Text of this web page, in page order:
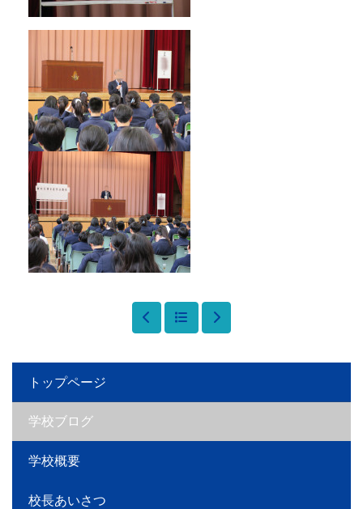
トップページ
学校ブログ
学校概要
校長あいさつ